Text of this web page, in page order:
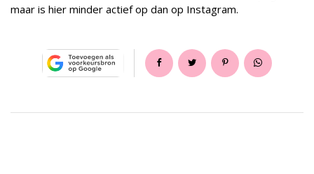
maar is hier minder actief op dan op Instagram.